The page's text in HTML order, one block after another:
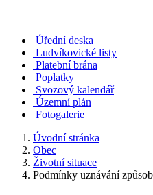
Úřední deska
Ludvíkovické listy
Platební brána
Poplatky
Svozový kalendář
Územní plán
Fotogalerie
Úvodní stránka
Obec
Životní situace
Podmínky uznávání